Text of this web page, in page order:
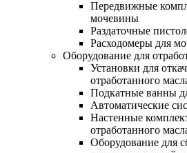
Передвижные
мочевины
Раздаточные
Расходомеры для
Оборудование для
Установки для
отработанного
Подкатные ванны
Автоматические
Настенные
отработанного
Оборудование для